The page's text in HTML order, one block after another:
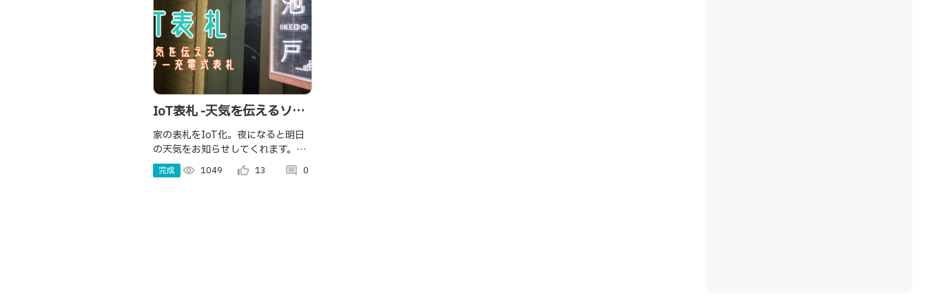
IoT表札 -天気を伝えるソー
ラー充電式表札-
家の表札をIoT化。夜になると明日
の天気をお知らせしてくれます。ま
た朝にはBOCCO emoと連携して降
雨予報を家族にお知らせ。これで傘
完成 visibility 1049 thumb_up_alt 13 comment 0